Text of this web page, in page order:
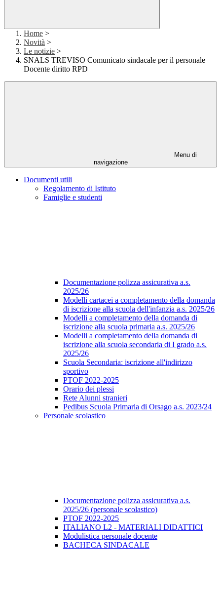
Home >
Novità >
Le notizie >
SNALS TREVISO Comunicato sindacale per il personale
Docente diritto RPD
Menu di
navigazione
Documenti utili
Regolamento di Istituto
Famiglie e studenti
Documentazione polizza assicurativa a.s.
2025/26
Modelli cartacei a completamento della domanda
di iscrizione alla scuola dell'infanzia a.s. 2025/26
Modelli a completamento della domanda di
iscrizione alla scuola primaria a.s. 2025/26
Modelli a completamento della domanda di
iscrizione alla scuola secondaria di I grado a.s.
2025/26
Scuola Secondaria: iscrizione all'indirizzo
sportivo
PTOF 2022-2025
Orario dei plessi
Rete Alunni stranieri
Pedibus Scuola Primaria di Orsago a.s. 2023/24
Personale scolastico
Documentazione polizza assicurativa a.s.
2025/26 (personale scolastico)
PTOF 2022-2025
ITALIANO L2 - MATERIALI DIDATTICI
Modulistica personale docente
BACHECA SINDACALE